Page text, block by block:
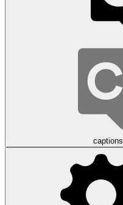
captions